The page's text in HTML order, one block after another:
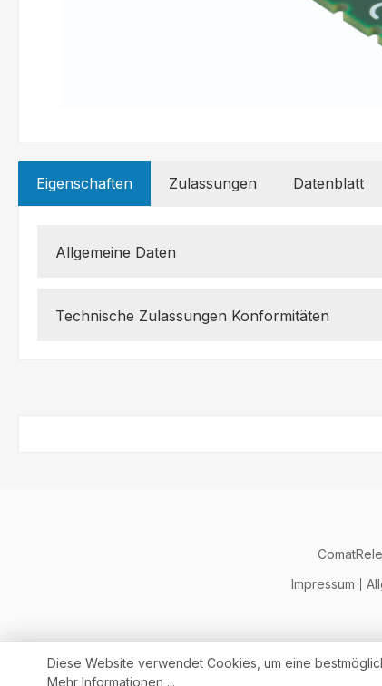
Eigenschaften Zulassungen Datenblatt
Allgemeine Daten
Technische Zulassungen Konformitäten
Impressum
Diese Website verwendet Cookies, um eine
Mehr Informationen ...